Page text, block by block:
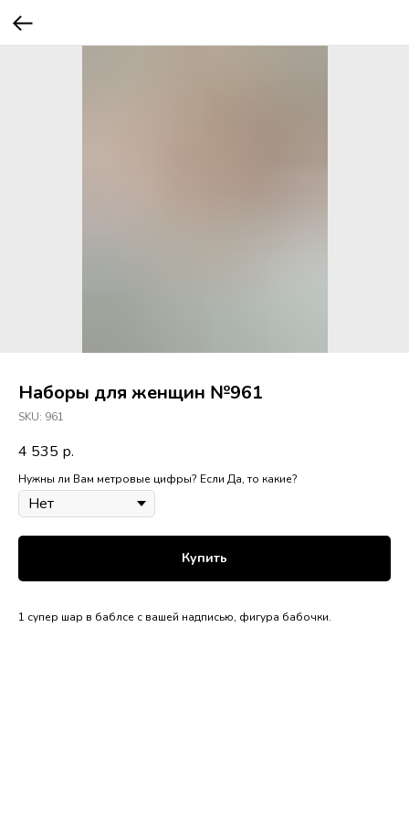
Наборы для женщин №961
SKU: 961
4 535 р.
Нужны ли Вам метровые цифры? Если Да, то какие?
Купить
1 супер шар в баблсе с вашей надписью, фигура бабочки.